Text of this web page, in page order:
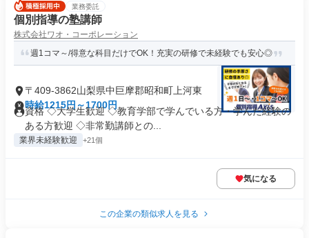
業務委託
個別指導の塾講師
株式会社ワオ・コーポレーション
週1コマ～/得意な科目だけでOK！充実の研修で未経験でも安心◎
〒409-3862山梨県中巨摩郡昭和町上河東
時給1215円～1700円
資格 ◇大学生歓迎 ◇教育学部で学んでいる方・学んだ経験の
ある方歓迎 ◇非常勤講師との...
業界未経験歓迎 +21個
気になる
この企業の類似求人を見る